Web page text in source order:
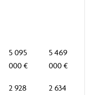
5 095
000 €
5 469
000 €
2 928
2 634